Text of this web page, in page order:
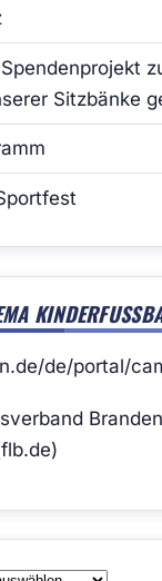
Sitzbänke
de/portal/